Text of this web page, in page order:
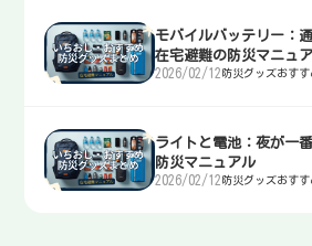
モバイルバッテリー：
在宅避難の防災マニュ
2026/02/12 防災グッズおすす
ライトと電池：夜が一
防災マニュアル
2026/02/12 防災グッズおすす